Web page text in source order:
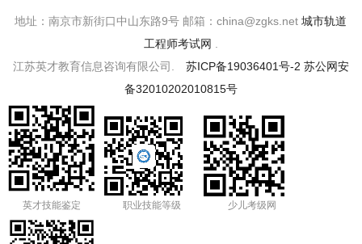
地址：南京市新街口中山东路9号 邮箱：china@zgks.net城市轨道
工程师考试网
江苏英才教育信息咨询有限公司. 苏ICP备19036401号-2 苏公网安
备32010202010815号
英才技能鉴定 职业技能等级 少儿考级网